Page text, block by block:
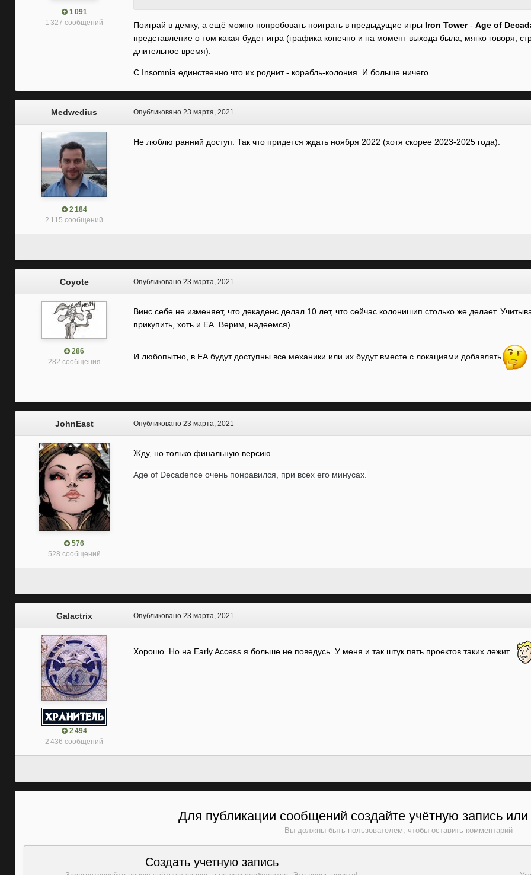
1 091
1 327 сообщений
Поиграй в демку, а ещё можно попробовать поиграть в предыдущие игры Iron Tower- Age of
представление о том какая будет игра (графика конечно и на момент выхода была, мягко говоря,
длительное время).
С Insomnia единственно что их роднит - корабль-колония. И больше ничего.
Medwedius
2 184
2 115 сообщений
Опубликовано 23 марта, 2021
Не люблю ранний доступ. Так что придется ждать ноября 2022 (хотя скорее 2023-2025 года).
Coyote
286
282 сообщения
Опубликовано 23 марта, 2021
Винс себе не изменяет, что декаденс делал 10 лет, что сейчас колонишип столько же делает.
прикупить, хоть и ЕА. Верим, надеемся).
И любопытно, в ЕА будут доступны все механики или их будут вместе с локациями добавлять
JohnEast
576
528 сообщений
Опубликовано 23 марта, 2021
Жду, но только финальную версию.
Age of Decadence очень понравился, при всех его минусах.
Galactrix
2 494
2 436 сообщений
Опубликовано 23 марта, 2021
Хорошо. Но на Early Access я больше не поведусь. У меня и так штук пять проектов таких лежит.
Для публикации сообщений создайте учётную запись или
Вы должны быть пользователем, чтобы оставить комментарий
Создать учетную запись